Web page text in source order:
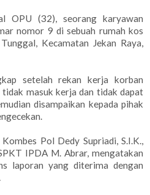
OPU (32), seorang karyawan
nomor 9 di sebuah rumah kos
Kecamatan Jekan Raya,
setelah rekan kerja korban
masuk kerja dan tidak dapat
disampaikan kepada pihak
Pol Dedy Supriadi, S.I.K.,
IPDA M. Abrar, mengatakan
laporan yang diterima dengan